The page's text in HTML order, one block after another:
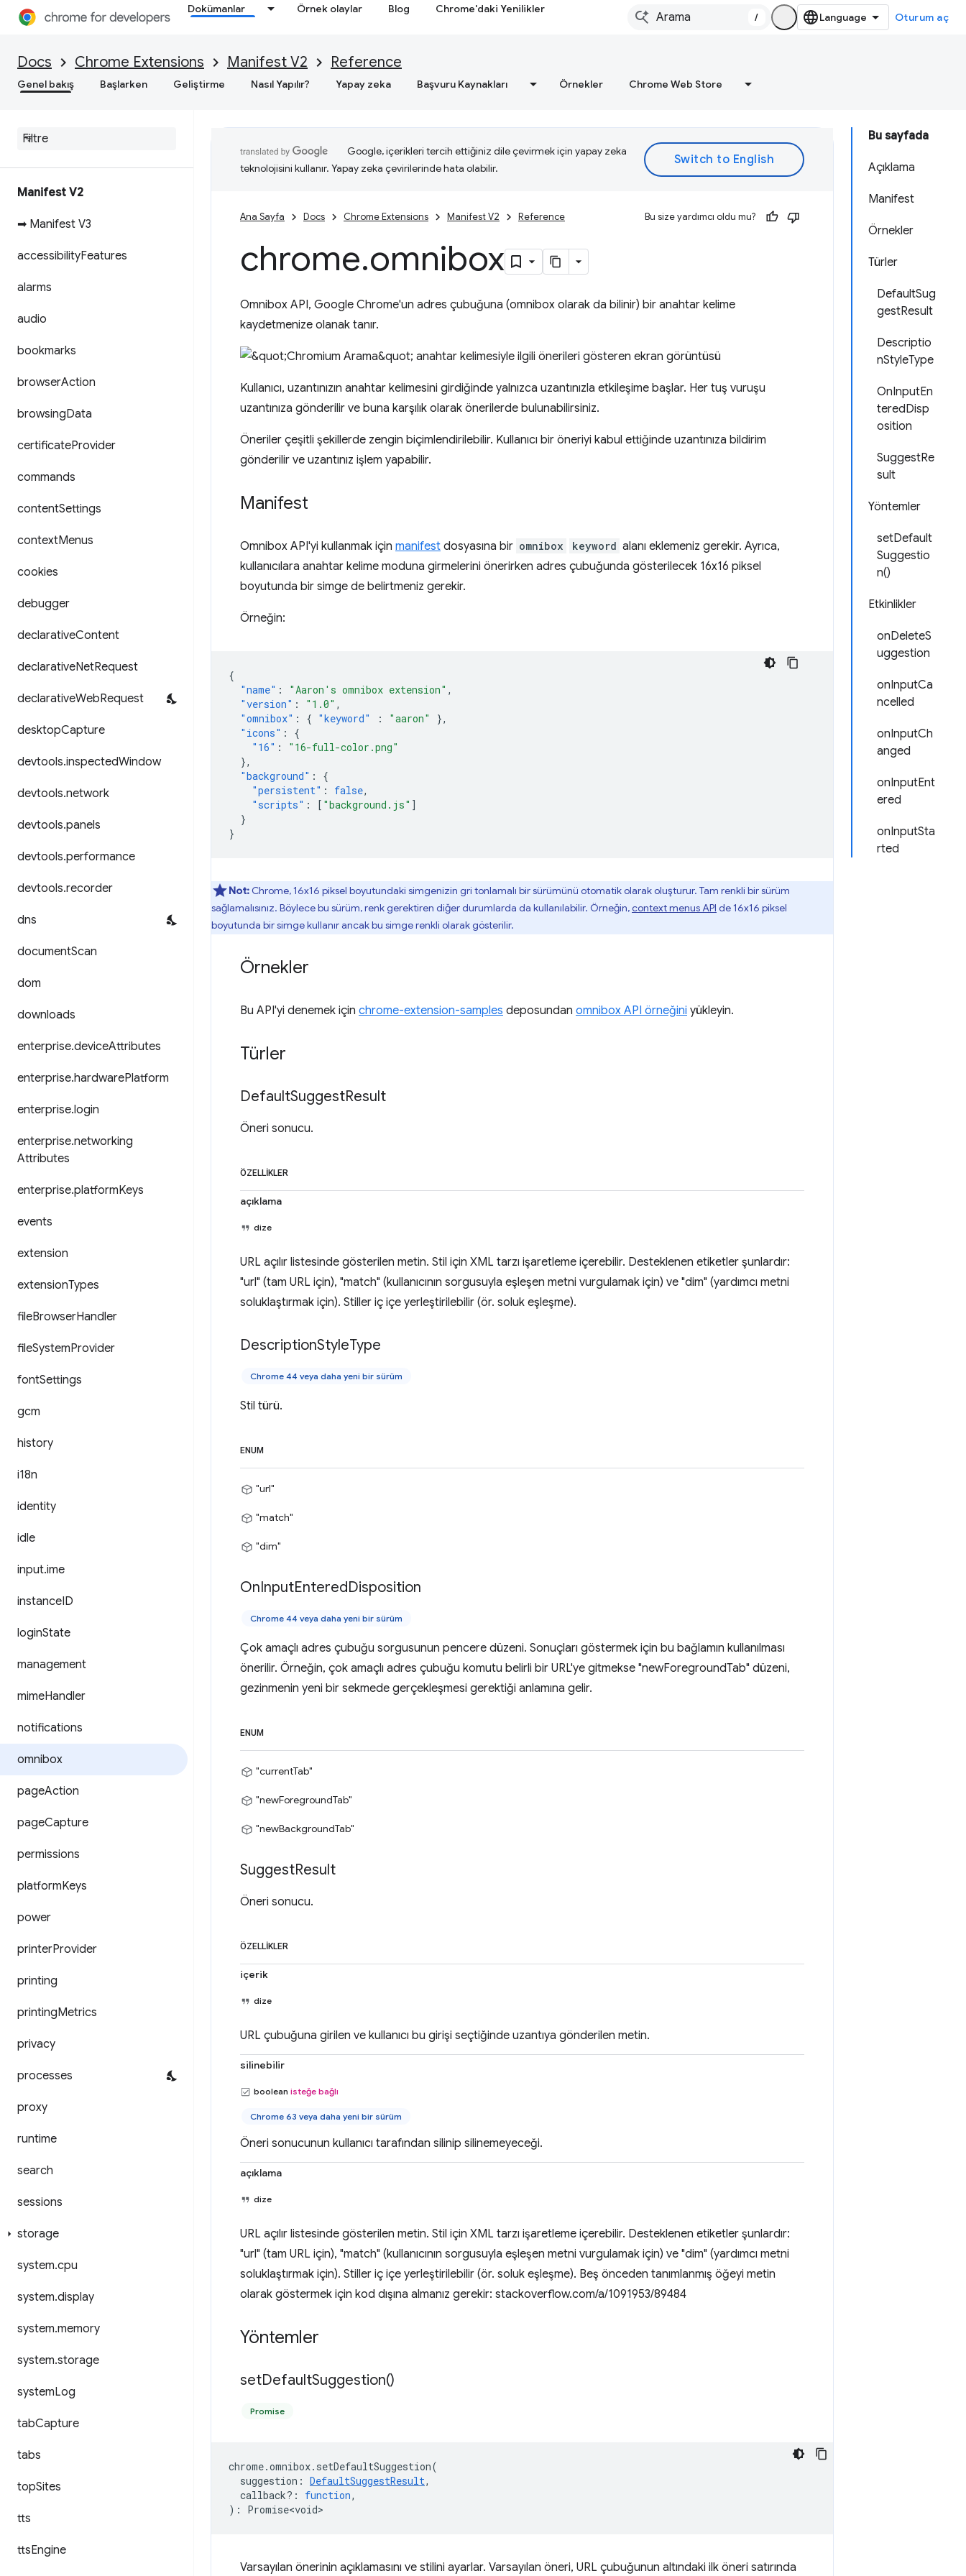
Dokümanlar Örnek olaylar Blog Chrome'daki Yenilikler
/ Oturum aç
Docs Chrome Extensions Manifest V2 Reference
Genel bakış Başlarken Geliştirme Nasıl Yapılır? Yapay zeka Başvuru Kaynakları Örnekler Chrome Web Store
Manifest V2
➡ Manifest V3
accessibilityFeatures
alarms
audio
bookmarks
browserAction
browsingData
certificateProvider
commands
contentSettings
contextMenus
cookies
debugger
declarativeContent
declarativeNetRequest
declarativeWebRequest
desktopCapture
devtools.inspectedWindow
devtools.network
devtools.panels
devtools.performance
devtools.recorder
dns
documentScan
dom
downloads
enterprise.deviceAttributes
enterprise.hardwarePlatform
enterprise.login
enterprise.networking
Attributes
enterprise.platformKeys
events
extension
extensionTypes
fileBrowserHandler
fileSystemProvider
fontSettings
gcm
history
i18n
identity
idle
input.ime
instanceID
loginState
management
mimeHandler
notifications
omnibox
pageAction
pageCapture
permissions
platformKeys
power
printerProvider
printing
printingMetrics
privacy
processes
proxy
runtime
search
sessions
storage
system.cpu
system.display
system.memory
system.storage
systemLog
tabCapture
tabs
topSites
tts
ttsEngine
Bu sayfada
Açıklama
Manifest
Örnekler
Türler
DefaultSug
gestResult
Descriptio
nStyleType
OnInputEn
teredDisp
osition
SuggestRe
sult
Yöntemler
setDefault
Suggestio
n()
Etkinlikler
onDeleteS
uggestion
onInputCa
ncelled
onInputCh
anged
onInputEnt
ered
onInputSta
rted
Google, içerikleri tercih ettiğiniz dile çevirmek için yapay zeka
teknolojisini kullanır. Yapay zeka çevirilerinde hata olabilir.
Ana Sayfa Docs Chrome Extensions Manifest V2 Reference Bu size yardımcı oldu mu?
chrome.omnibox
Omnibox API, Google Chrome'un adres çubuğuna (omnibox olarak da bilinir) bir anahtar kelime
kaydetmenize olanak tanır.
Kullanıcı, uzantınızın anahtar kelimesini girdiğinde yalnızca uzantınızla etkileşime başlar. Her tuş vuruşu
uzantınıza gönderilir ve buna karşılık olarak önerilerde bulunabilirsiniz.
Öneriler çeşitli şekillerde zengin biçimlendirilebilir. Kullanıcı bir öneriyi kabul ettiğinde uzantınıza bildirim
gönderilir ve uzantınız işlem yapabilir.
Manifest
Omnibox API'yi kullanmak için manifest dosyasına bir omnibox keyword alanı eklemeniz gerekir. Ayrıca,
kullanıcılara anahtar kelime moduna girmelerini önerirken adres çubuğunda gösterilecek 16x16 piksel
boyutunda bir simge de belirtmeniz gerekir.
Örneğin:
{
"name" : "Aaron's omnibox extension" ,
"version" : "1.0" ,
"omnibox" : { "keyword" : "aaron"
},
"icons" :
{
"16" :
"16-full-color.png"
},
"background" :
{
"persistent" : false,
"scripts" : [ "background.js" ]
}
}
Not: Chrome, 16x16 piksel boyutundaki simgenizin gri tonlamalı bir sürümünü otomatik olarak oluşturur. Tam renkli bir sürüm
sağlamalısınız. Böylece bu sürüm, renk gerektiren diğer durumlarda da kullanılabilir. Örneğin,context menus API de 16x16 piksel
boyutunda bir simge kullanır ancak bu simge renkli olarak gösterilir.
Örnekler
Bu API'yi denemek için chrome-extension-samples deposundan omnibox API örneğini yükleyin.
Türler
DefaultSuggestResult
Öneri sonucu.
ÖZELLIKLER
açıklama
dize
URL açılır listesinde gösterilen metin. Stil için XML tarzı işaretleme içerebilir. Desteklenen etiketler şunlardır:
"url" (tam URL için), "match" (kullanıcının sorgusuyla eşleşen metni vurgulamak için) ve "dim" (yardımcı metni
soluklaştırmak için). Stiller iç içe yerleştirilebilir (ör. soluk eşleşme).
DescriptionStyleType
Chrome 44 veya daha yeni bir sürüm
Stil türü.
ENUM
"url"
"match"
"dim"
OnInputEnteredDisposition
Chrome 44 veya daha yeni bir sürüm
Çok amaçlı adres çubuğu sorgusunun pencere düzeni. Sonuçları göstermek için bu bağlamın kullanılması
önerilir. Örneğin, çok amaçlı adres çubuğu komutu belirli bir URL'ye gitmekse "newForegroundTab" düzeni,
gezinmenin yeni bir sekmede gerçekleşmesi gerektiği anlamına gelir.
ENUM
"currentTab"
"newForegroundTab"
"newBackgroundTab"
SuggestResult
Öneri sonucu.
ÖZELLIKLER
içerik
dize
URL çubuğuna girilen ve kullanıcı bu girişi seçtiğinde uzantıya gönderilen metin.
silinebilir
boolean isteğe bağlı
Chrome 63 veya daha yeni bir sürüm
Öneri sonucunun kullanıcı tarafından silinip silinemeyeceği.
açıklama
dize
URL açılır listesinde gösterilen metin. Stil için XML tarzı işaretleme içerebilir. Desteklenen etiketler şunlardır:
"url" (tam URL için), "match" (kullanıcının sorgusuyla eşleşen metni vurgulamak için) ve "dim" (yardımcı metni
soluklaştırmak için). Stiller iç içe yerleştirilebilir (ör. soluk eşleşme). Beş önceden tanımlanmış öğeyi metin
olarak göstermek için kod dışına almanız gerekir: stackoverflow.com/a/1091953/89484
Yöntemler
setDefaultSuggestion()
Promise
chrome.omnibox. setDefaultSuggestion(
suggestion : DefaultSuggestResult,
callback? : function,
) : Promise<void>
Varsayılan önerinin açıklamasını ve stilini ayarlar. Varsayılan öneri, URL çubuğunun altındaki ilk öneri satırında